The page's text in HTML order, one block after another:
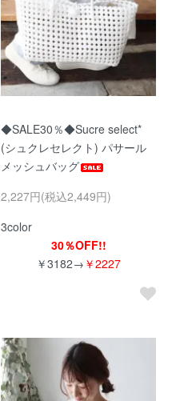
◆SALE30％◆Sucre select*
(シュクレセレクト) パサール
メッシュバッグ
2,227円(税込2,449円)
3color
30％OFF!!
￥3182→ ￥2227